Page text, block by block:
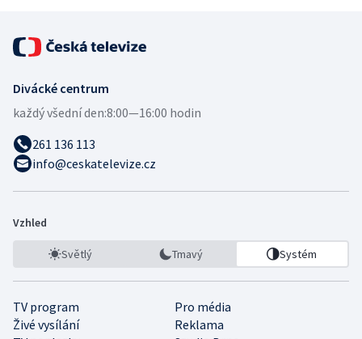
Divácké centrum
každý všední den:8:00—16:00 hodin
261 136 113
info@ceskatelevize.cz
Vzhled
Světlý Tmavý Systém
TV program
Pro média
Živé vysílání
Reklama